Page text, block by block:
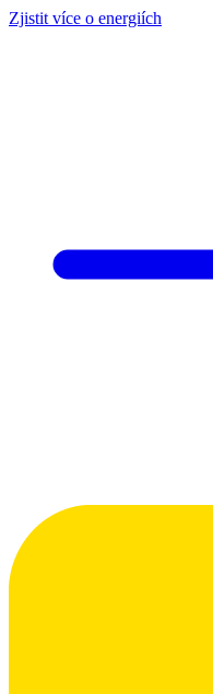
Zjistit více o energiích